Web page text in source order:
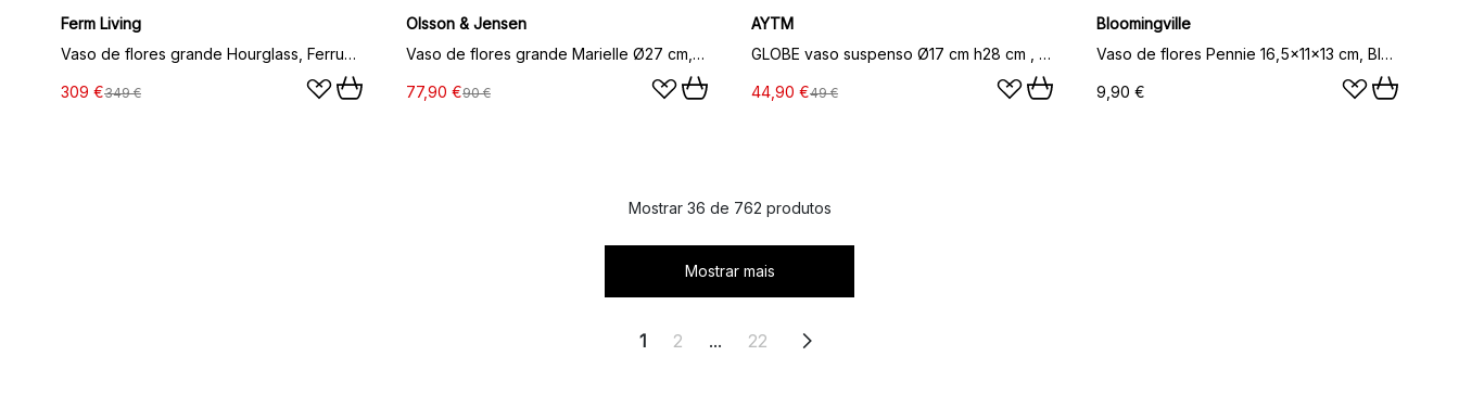
Ferm Living
Vaso de flores grande Hourglass, Ferrugem
309 €349 €
Olsson & Jensen
Vaso de flores grande Marielle Ø27 cm, branco
77,90 €90 €
AYTM
GLOBE vaso suspenso Ø17 cm h28 cm , Taupe
44,90 €49 €
Bloomingville
Vaso de flores Pennie 16,5x11x13 cm, Blue
9,90 €
Mostrar 36 de 762 produtos
Mostrar mais
1 2 ... 22